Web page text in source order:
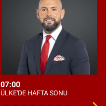
07:00
ÜLKE'DE HAFTA SONU